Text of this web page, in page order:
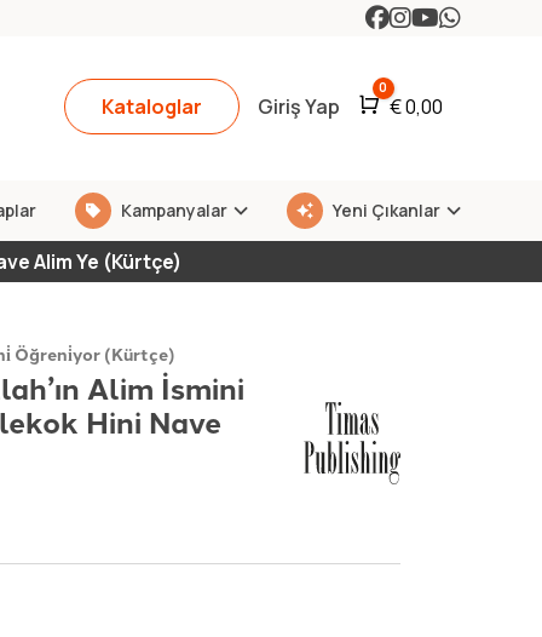
Kataloglar Giriş Yap Araba
0
€0,00
Kampanyalar Yeni Çıkanlar
Alim Ye (Kürtçe)
Öğreni̇yor (Kürtçe)
Alim İsmini
Hini Nave